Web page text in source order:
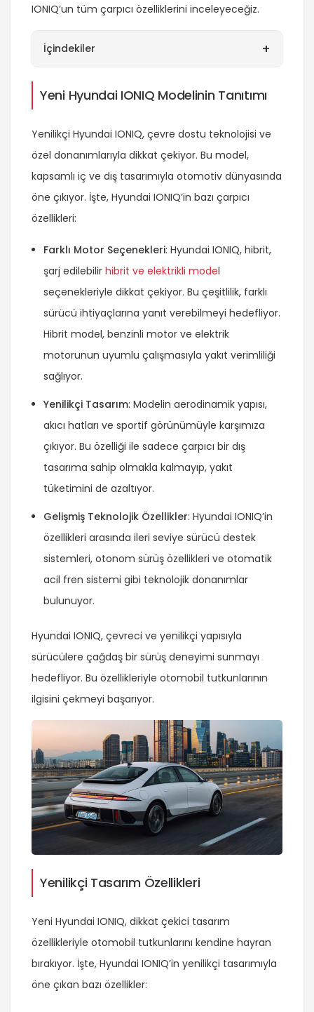
IONIQ’un tüm çarpıcı özelliklerini inceleyeceğiz.
İçindekiler +
Yeni Hyundai IONIQ Modelinin Tanıtımı
Yenilikçi Hyundai IONIQ, çevre dostu teknolojisi ve
özel donanımlarıyla dikkat çekiyor. Bu model,
kapsamlı iç ve dış tasarımıyla otomotiv dünyasında
öne çıkıyor. İşte, Hyundai IONIQ’in bazı çarpıcı
özellikleri:
Farklı Motor Seçenekleri: Hyundai IONIQ, hibrit,
şarj edilebilir hibrit ve elektrikli model
seçenekleriyle dikkat çekiyor. Bu çeşitlilik, farklı
sürücü ihtiyaçlarına yanıt verebilmeyi hedefliyor.
Hibrit model, benzinli motor ve elektrik
motorunun uyumlu çalışmasıyla yakıt verimliliği
sağlıyor.
Yenilikçi Tasarım: Modelin aerodinamik yapısı,
akıcı hatları ve sportif görünümüyle karşımıza
çıkıyor. Bu özelliği ile sadece çarpıcı bir dış
tasarıma sahip olmakla kalmayıp, yakıt
tüketimini de azaltıyor.
Gelişmiş Teknolojik Özellikler: Hyundai IONIQ’in
özellikleri arasında ileri seviye sürücü destek
sistemleri, otonom sürüş özellikleri ve otomatik
acil fren sistemi gibi teknolojik donanımlar
bulunuyor.
Hyundai IONIQ, çevreci ve yenilikçi yapısıyla
sürücülere çağdaş bir sürüş deneyimi sunmayı
hedefliyor. Bu özellikleriyle otomobil tutkunlarının
ilgisini çekmeyi başarıyor.
Yenilikçi Tasarım Özellikleri
Yeni Hyundai IONIQ, dikkat çekici tasarım
özellikleriyle otomobil tutkunlarını kendine hayran
bırakıyor. İşte, Hyundai IONIQ’in yenilikçi tasarımıyla
öne çıkan bazı özellikler: